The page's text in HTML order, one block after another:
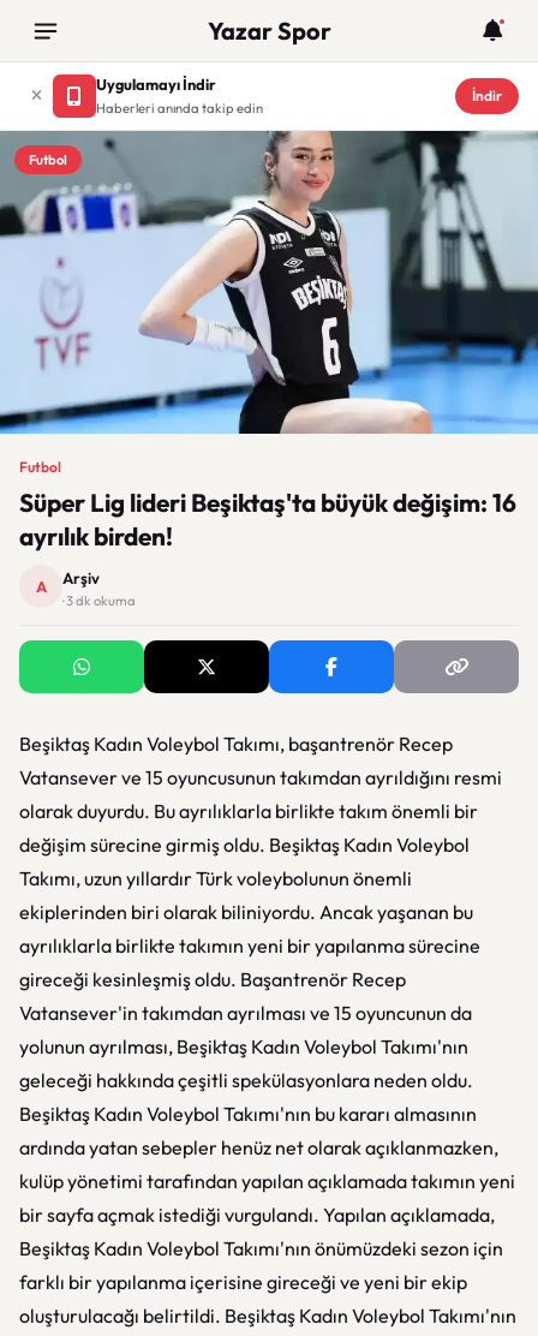
Yazar Spor
Uygulamayı İndir
Haberleri anında takip edin
İndir
Futbol
Futbol
Süper Lig lideri Beşiktaş'ta büyük değişim: 16
ayrılık birden!
A Arşiv
· 3 dk okuma
Beşiktaş Kadın Voleybol Takımı, başantrenör Recep
Vatansever ve 15 oyuncusunun takımdan ayrıldığını resmi
olarak duyurdu. Bu ayrılıklarla birlikte takım önemli bir
değişim sürecine girmiş oldu. Beşiktaş Kadın Voleybol
Takımı, uzun yıllardır Türk voleybolunun önemli
ekiplerinden biri olarak biliniyordu. Ancak yaşanan bu
ayrılıklarla birlikte takımın yeni bir yapılanma sürecine
gireceği kesinleşmiş oldu. Başantrenör Recep
Vatansever'in takımdan ayrılması ve 15 oyuncunun da
yolunun ayrılması, Beşiktaş Kadın Voleybol Takımı'nın
geleceği hakkında çeşitli spekülasyonlara neden oldu.
Beşiktaş Kadın Voleybol Takımı'nın bu kararı almasının
ardında yatan sebepler henüz net olarak açıklanmazken,
kulüp yönetimi tarafından yapılan açıklamada takımın yeni
bir sayfa açmak istediği vurgulandı. Yapılan açıklamada,
Beşiktaş Kadın Voleybol Takımı'nın önümüzdeki sezon için
farklı bir yapılanma içerisine gireceği ve yeni bir ekip
oluşturulacağı belirtildi. Beşiktaş Kadın Voleybol Takımı'nın